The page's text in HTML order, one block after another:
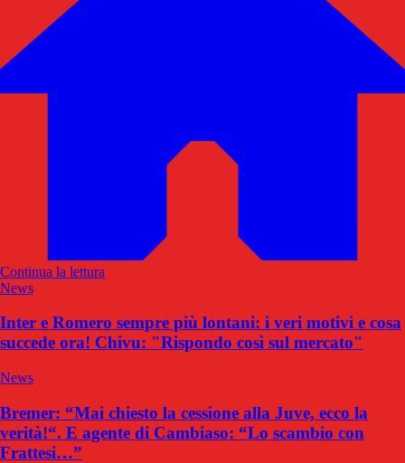
Continua la lettura
News
Inter e Romero sempre più lontani: i veri motivi e cosa
succede ora! Chivu: "Rispondo così sul mercato"
News
Bremer: “Mai chiesto la cessione alla Juve, ecco la
verità!“. E agente di Cambiaso: “Lo scambio con
Frattesi…”